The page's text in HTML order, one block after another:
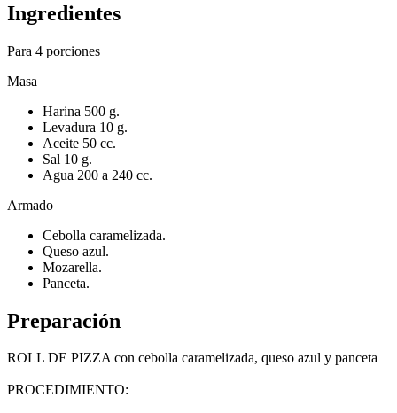
Ingredientes
Para 4 porciones
Masa
Harina 500 g.
Levadura 10 g.
Aceite 50 cc.
Sal 10 g.
Agua 200 a 240 cc.
Armado
Cebolla caramelizada.
Queso azul.
Mozarella.
Panceta.
Preparación
ROLL DE PIZZA con cebolla caramelizada, queso azul y panceta
PROCEDIMIENTO: